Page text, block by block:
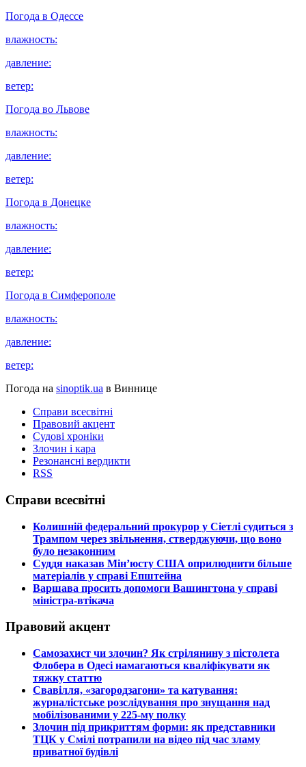
Погода в Одессе
влажность:
давление:
ветер:
Погода во Львове
влажность:
давление:
ветер:
Погода в Донецке
влажность:
давление:
ветер:
Погода в Симферополе
влажность:
давление:
ветер:
Погода на sinoptik.ua в Виннице
Справи всесвітні
Правовий акцент
Судові хроніки
Злочин і кара
Резонансні вердикти
RSS
Справи всесвітні
​Колишній федеральний прокурор у Сіетлі судиться з
Трампом через звільнення, стверджуючи, що воно
було незаконним
​Суддя наказав Мін’юсту США оприлюднити більше
матеріалів у справі Епштейна
​Варшава просить допомоги Вашингтона у справі
міністра-втікача
Правовий акцент
​Самозахист чи злочин? Як стрілянину з пістолета
Флобера в Одесі намагаються кваліфікувати як
тяжку статтю
​Свавілля, «загородзагони» та катування:
журналістське розслідування про знущання над
мобілізованими у 225-му полку
​Злочин під прикриттям форми: як представники
ТЦК у Смілі потрапили на відео під час зламу
приватної будівлі